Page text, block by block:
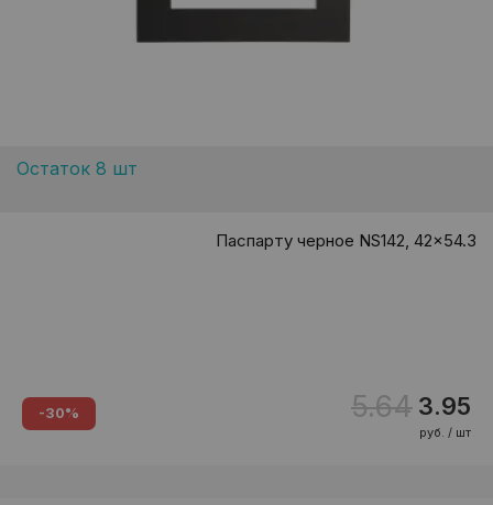
Остаток 8 шт
Паспарту черное NS142, 42x54.3
-30% 5.64 3.95
руб. / шт